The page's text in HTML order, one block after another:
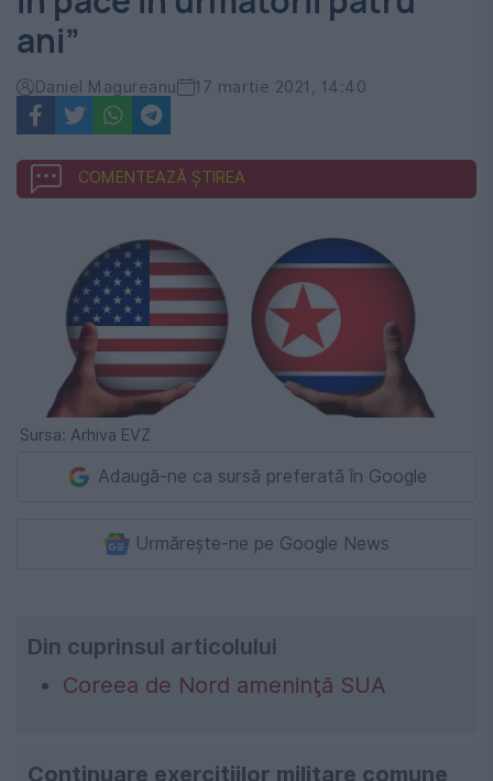
ani”
Daniel Magureanu 17 martie 2021, 14:40
COMENTEAZĂ ȘTIREA
Sursa: Arhiva EVZ
Adaugă-ne ca sursă preferată în Google
Urmărește-ne pe Google News
Din cuprinsul articolului
Coreea de Nord ameninţă SUA
Continuare exerciţiilor militare comune